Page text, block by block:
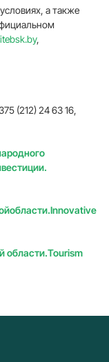
а также
,
(212) 24 63 16,
области.Innovative
области.Tourism